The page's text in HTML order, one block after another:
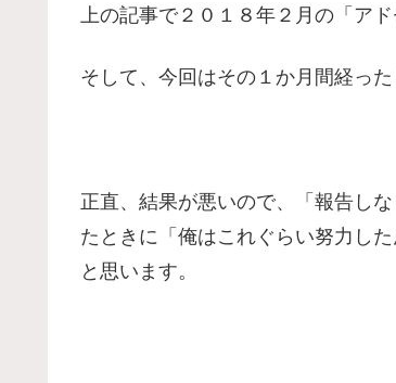
上の記事で２０１８年２月の「ア
そして、今回はその１か月間経っ
正直、結果が悪いので、「報告し
たときに「俺はこれぐらい努力し
と思います。